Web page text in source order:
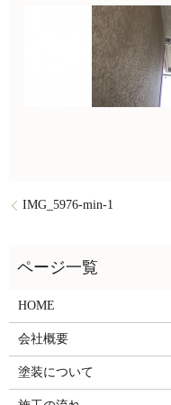
IMG_5976-min-1
HOME
会社概要
塗装について